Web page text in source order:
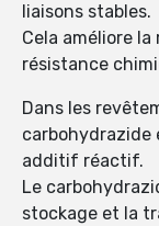
liaisons stables.
Cela améliore
résistance
Dans les
carbohydrazide
additif réactif.
Le
stockage et la